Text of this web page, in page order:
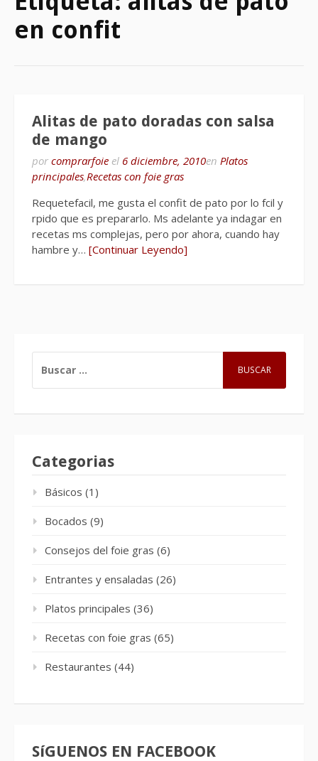
en confit
Alitas de pato doradas con salsa
de mango
por comprarfoie el 6 diciembre, 2010en Platos
principales,Recetas con foie gras
Requetefacil, me gusta el confit de pato por lo fcil y
rpido que es prepararlo. Ms adelante ya indagar en
recetas ms complejas, pero por ahora, cuando hay
hambre y… [Continuar Leyendo]
Categorias
Básicos (1)
Bocados (9)
Consejos del foie gras (6)
Entrantes y ensaladas (26)
Platos principales (36)
Recetas con foie gras (65)
Restaurantes (44)
SíGUENOS EN FACEBOOK